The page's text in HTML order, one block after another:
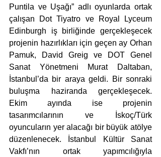
Puntila ve Uşağı” adlı oyunlarda ortak
çalışan Dot Tiyatro ve Royal Lyceum
Edinburgh iş birliğinde gerçekleşecek
projenin hazırlıkları için geçen ay Orhan
Pamuk, David Greig ve DOT Genel
Sanat Yönetmeni Murat Daltaban,
İstanbul’da bir araya geldi. Bir sonraki
buluşma haziranda gerçekleşecek.
Ekim ayında ise projenin
tasarımcılarının ve İskoç/Türk
oyuncuların yer alacağı bir büyük atölye
düzenlenecek. İstanbul Kültür Sanat
Vakfı’nın ortak yapımcılığıyla